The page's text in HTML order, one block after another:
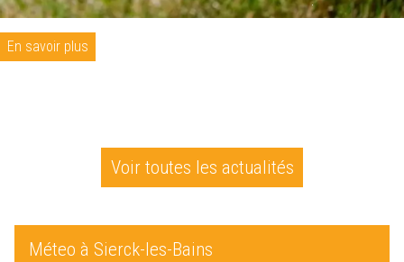
En savoir plus
Voir toutes les actualités
Méteo à Sierck-les-Bains